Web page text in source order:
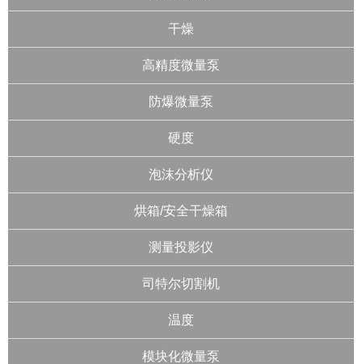
干燥
高精度微量泵
防爆微量泵
硬度
泡沫分析仪
烘箱/安全干燥箱
测量投影仪
司特尔切割机
温度
模块化微量泵